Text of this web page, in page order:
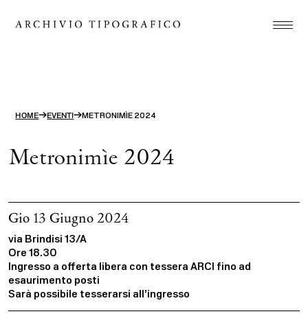
Store
ITA ENG
search
HOME→EVENTI→METRONIMÌE 2024
Metronimìe 2024
Gio 13 Giugno 2024
via Brindisi 13/A
Ore 18.30
Ingresso a offerta libera con tessera ARCI fino ad
esaurimento posti
Sarà possibile tesserarsi all’ingresso